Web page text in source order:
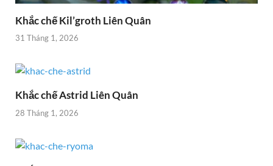
Khắc chế Kil’groth Liên Quân
31 Tháng 1, 2026
Khắc chế Astrid Liên Quân
28 Tháng 1, 2026